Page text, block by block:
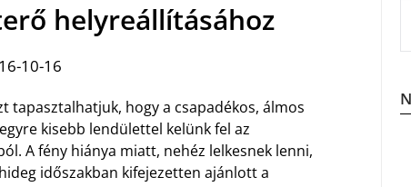
helyreállításához
10-16
tapasztalhatjuk, hogy a csapadékos, álmos
kisebb lendülettel kelünk fel az
A fény hiánya miatt, nehéz lelkesnek lenni,
időszakban kifejezetten ajánlott a